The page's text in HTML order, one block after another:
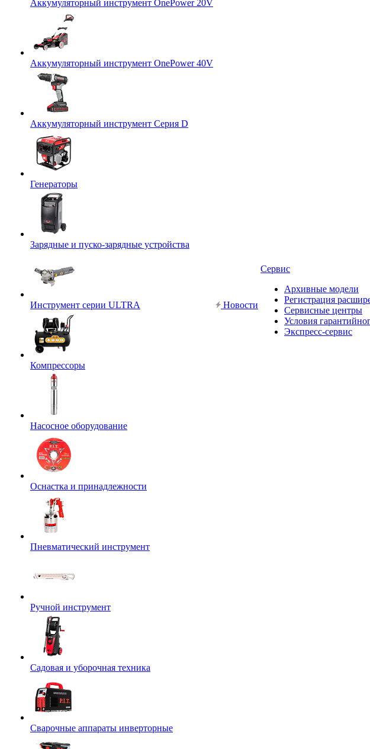
Аккумуляторный инструмент OnePower 20V
Аккумуляторный инструмент OnePower 40V
Аккумуляторный инструмент Серия D
Генераторы
Зарядные и пуско-зарядные устройства
Инструмент серии ULTRA
Компрессоры
Насосное оборудование
Оснастка и принадлежности
Пневматический инструмент
Ручной инструмент
Садовая и уборочная техника
Сварочные аппараты инверторные
Новости
Сервис
Архивные модели
Регистрация
Сервисные центры
Условия
Экспресс-сервис